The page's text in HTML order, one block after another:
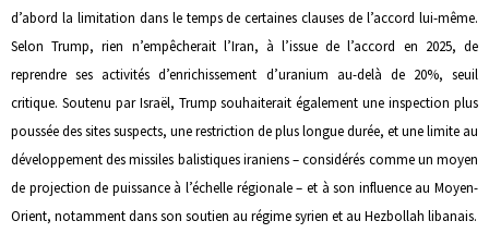
d’abord la limitation dans le temps de certaines clauses de l’accord lui-même.
Selon Trump, rien n’empêcherait l’Iran, à l’issue de l’accord en 2025, de
reprendre ses activités d’enrichissement d’uranium au-delà de 20%, seuil
critique. Soutenu par Israël, Trump souhaiterait également une inspection plus
poussée des sites suspects, une restriction de plus longue durée, et une limite au
développement des missiles balistiques iraniens – considérés comme un moyen
de projection de puissance à l’échelle régionale – et à son influence au Moyen-
Orient, notamment dans son soutien au régime syrien et au Hezbollah libanais.